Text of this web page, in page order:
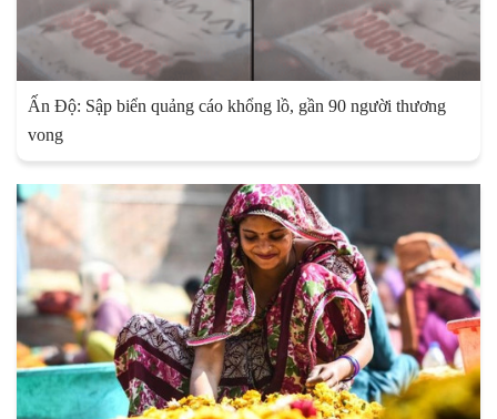
Ấn Độ: Sập biển quảng cáo khổng lồ, gần 90 người thương
vong